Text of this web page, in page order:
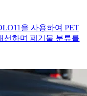
을 사용하여 PET
선하며 폐기물 분류를